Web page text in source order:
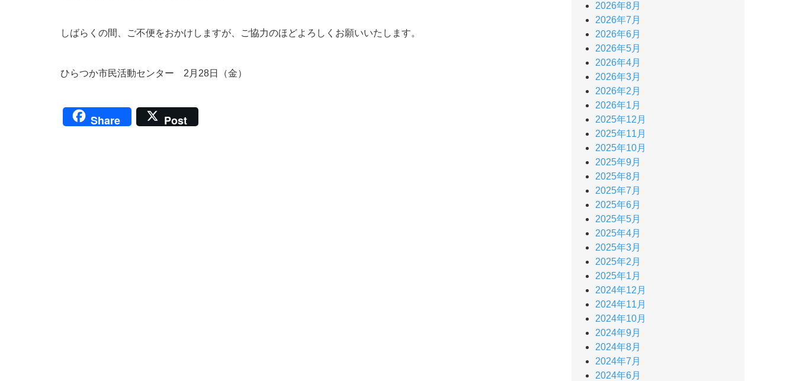
しばらくの間、ご不便をおかけしますが、ご協力のほどよろしくお願いいたします。
ひらつか市民活動センター 2月28日（金）
Share Post
2026年8月
2026年7月
2026年6月
2026年5月
2026年4月
2026年3月
2026年2月
2026年1月
2025年12月
2025年11月
2025年10月
2025年9月
2025年8月
2025年7月
2025年6月
2025年5月
2025年4月
2025年3月
2025年2月
2025年1月
2024年12月
2024年11月
2024年10月
2024年9月
2024年8月
2024年7月
2024年6月